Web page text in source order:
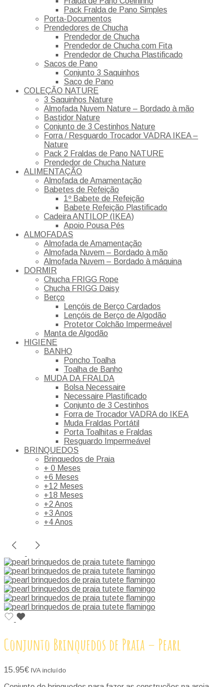
Pack Fralda de Pano Simples
Porta-Documentos
Prendedores de Chucha
Prendedor de Chucha
Prendedor de Chucha com Fita
Prendedor de Chucha Plastificado
Sacos de Pano
Conjunto 3 Saquinhos
Saco de Pano
COLEÇÃO NATURE
3 Saquinhos Nature
Almofada Nuvem Nature – Bordado à mão
Bastidor Nature
Conjunto de 3 Cestinhos Nature
Forra / Resguardo Trocador VADRA IKEA –
Nature
Pack 2 Fraldas de Pano NATURE
Prendedor de Chucha Nature
ALIMENTAÇÃO
Almofada de Amamentação
Babetes de Refeição
1º Babete de Refeição
Babete Refeição Plastificado
Cadeira ANTILOP (IKEA)
Apoio Pousa Pés
ALMOFADAS
Almofada de Amamentação
Almofada Nuvem – Bordado à mão
Almofada Nuvem – Bordado à máquina
DORMIR
Chucha FRIGG Rope
Chucha FRIGG Daisy
Berço
Lençóis de Berço Cardados
Lençóis de Berço de Algodão
Protetor Colchão Impermeável
Manta de Algodão
HIGIENE
BANHO
Poncho Toalha
Toalha de Banho
MUDA DA FRALDA
Bolsa Necessaire
Necessaire Plastificado
Conjunto de 3 Cestinhos
Forra de Trocador VADRA do IKEA
Muda Fraldas Portátil
Porta Toalhitas e Fraldas
Resguardo Impermeável
BRINQUEDOS
Brinquedos de Praia
+ 0 Meses
+6 Meses
+12 Meses
+18 Meses
+2 Anos
+3 Anos
+4 Anos
Conjunto Brinquedos de Praia – Pearl
15.95€ IVA incluído